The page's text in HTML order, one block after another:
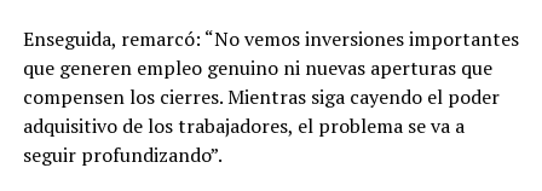
Enseguida, remarcó: “No vemos inversiones importantes
que generen empleo genuino ni nuevas aperturas que
compensen los cierres. Mientras siga cayendo el poder
adquisitivo de los trabajadores, el problema se va a
seguir profundizando”.